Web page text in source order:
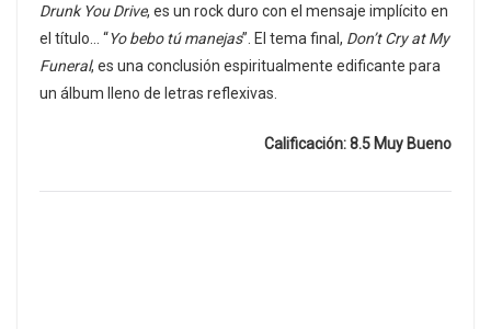
Drunk You Drive, es un rock duro con el mensaje implícito en
el título… “Yo bebo tú manejas”. El tema final, Don’t Cry at My
Funeral, es una conclusión espiritualmente edificante para
un álbum lleno de letras reflexivas.
Calificación: 8.5 Muy Bueno